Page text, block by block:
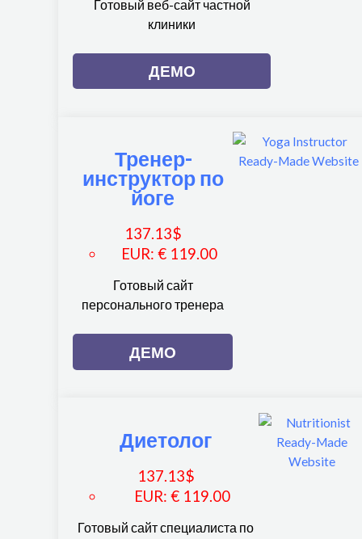
Готовый веб-сайт частной
клиники
ДЕМО
Тренер-
инструктор по
йоге
137.13$
EUR: € 119.00
Готовый сайт
персонального тренера
ДЕМО
Диетолог
137.13$
EUR: € 119.00
Готовый сайт специалиста по